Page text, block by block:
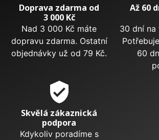
Doprava zdarma od
3 000 Kč
Nad 3 000 Kč máte
dopravu zdarma. Ostatní
objednávky už od 79 Kč.
Až 60
30 dní na
60
verified_user
Skvělá zákaznická
podpora
Kdykoliv poradíme s